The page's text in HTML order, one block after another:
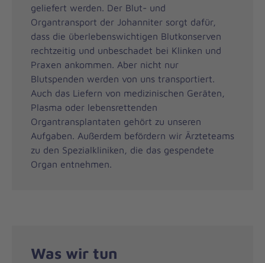
geliefert werden. Der Blut- und
Organtransport der Johanniter sorgt dafür,
dass die überlebenswichtigen Blutkonserven
rechtzeitig und unbeschadet bei Klinken und
Praxen ankommen. Aber nicht nur
Blutspenden werden von uns transportiert.
Auch das Liefern von medizinischen Geräten,
Plasma oder lebensrettenden
Organtransplantaten gehört zu unseren
Aufgaben. Außerdem befördern wir Ärzteteams
zu den Spezialkliniken, die das gespendete
Organ entnehmen.
Was wir tun